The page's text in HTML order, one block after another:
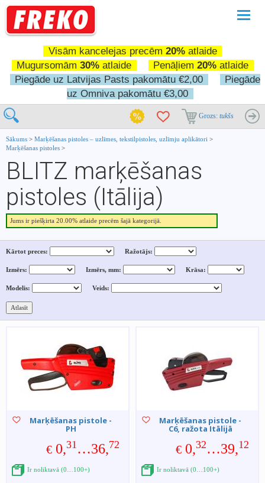
Visām kancelejas precēm 20%atlaide
Mugursomām 30% atlaide Penāļiem 20% atlaide
Piegāde uz Latvijas Pasts pakomātu €2,00
Piegāde
uz Omniva pakomātu €3,00
Grozs: tukšs
Sākums > Marķēšanas pistoles – uzlīmes, tekstilpistoles, uzlīmju aplikātori >
Marķēšanas pistoles >
BLITZ marķēšanas
pistoles (Itālija)
Jums ir piešķirta 20.00% atlaide precēm šajā kategorijā.
Kārtot preces: Ražotājs:
Izmērs: Izmērs, mm: Krāsa:
Modelis: Veids:
Marķēšanas pistole -
PH
€ 0,31…36,72
Ir noliktavā (0…100+)
Marķēšanas pistole -
C6, ražota Itālijā
€ 0,32…39,12
Ir noliktavā (0…100+)